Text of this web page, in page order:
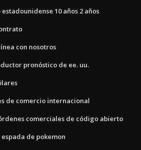
10 años 2 años
con nosotros
pronóstico de ee. uu.
de comercio internacional
comerciales de código abierto
de pokemon